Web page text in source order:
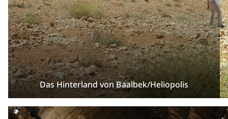
Das Hinterland von Baalbek/Heliopolis